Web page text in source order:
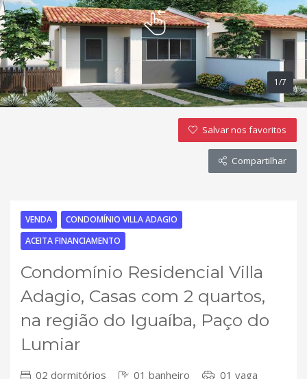
1/7
Salvar nos favoritos
Compartilhar
VENDA
CONDOMÍNIO VILLA ADAGIO
ACEITA FINANCIAMENTO
Condomínio Residencial Villa
Adagio, Casas com 2 quartos,
na região do Iguaíba, Paço do
Lumiar
02 dormitórios 01 banheiro
01 vaga